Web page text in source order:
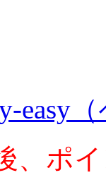
easy
、ポ